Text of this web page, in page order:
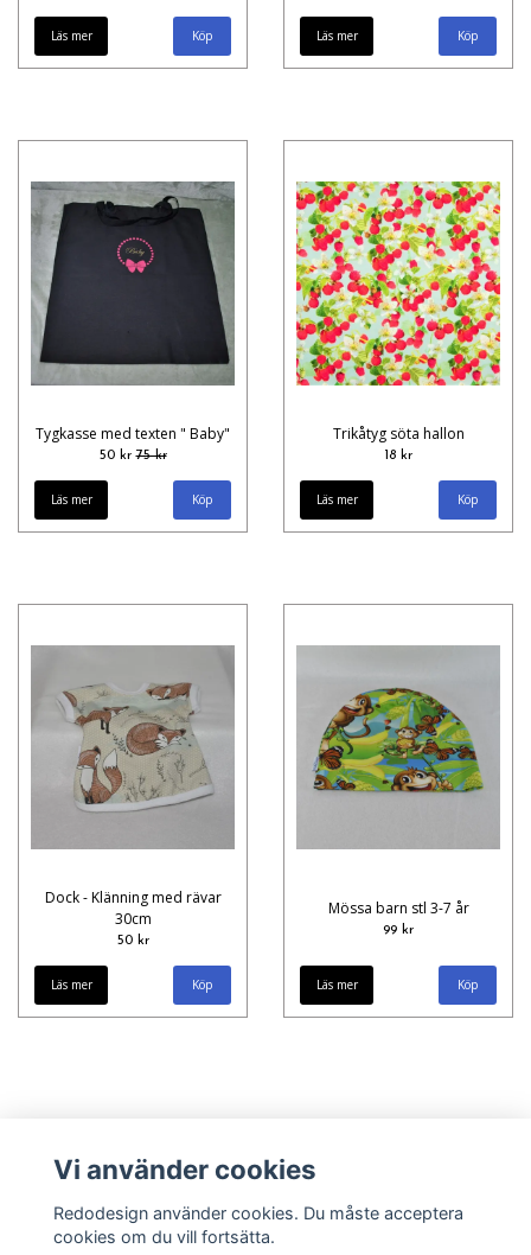
Läs mer Läs mer
Tygkasse med texten " Baby"
50 kr75 kr
Läs mer
Trikåtyg söta hallon
18 kr
Läs mer
Dock - Klänning med rävar
30cm
50 kr
Läs mer
Mössa barn stl 3-7 år
99 kr
Läs mer
Vi använder cookies
Redodesign använder cookies. Du måste acceptera
cookies om du vill fortsätta.